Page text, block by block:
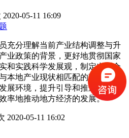
2020-05-11 16:09
充分理解当前产业结构调整与升
业政策的背景，更好地贯彻国家
和实践科学发展观，制定出适合
本地产业现状相匹配的政策与策
展环境，提升引导和推进本地产
率地推动地方经济的发展。
2020-05-11 16:02